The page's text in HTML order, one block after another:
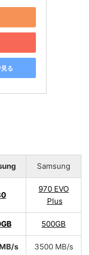
る
Samsung
970 EVO
Plus
500GB
s 3500 MB/s